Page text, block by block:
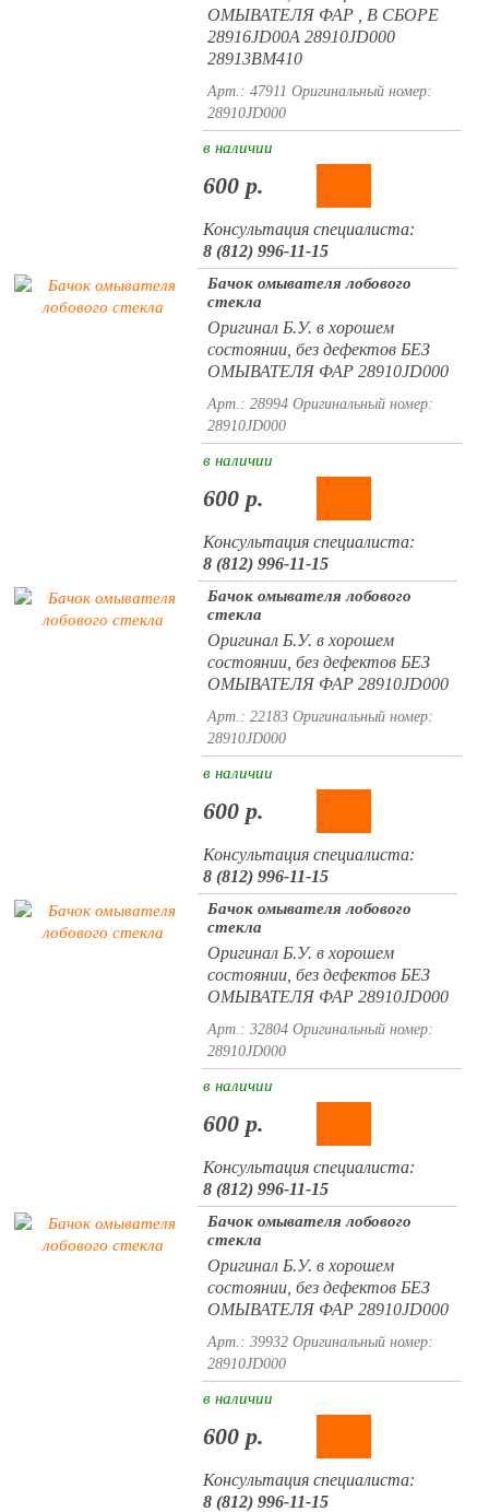
ОМЫВАТЕЛЯ ФАР , В СБОРЕ
28916JD00A 28910JD000
28913BM410
Арт.: 47911 Оригинальный номер:
28910JD000
в наличии
600 р.
Консультация специалиста:
8 (812) 996-11-15
Бачок омывателя лобового
стекла
Оригинал Б.У. в хорошем
состоянии, без дефектов БЕЗ
ОМЫВАТЕЛЯ ФАР 28910JD000
Арт.: 28994 Оригинальный номер:
28910JD000
в наличии
600 р.
Консультация специалиста:
8 (812) 996-11-15
Бачок омывателя лобового
стекла
Оригинал Б.У. в хорошем
состоянии, без дефектов БЕЗ
ОМЫВАТЕЛЯ ФАР 28910JD000
Арт.: 22183 Оригинальный номер:
28910JD000
в наличии
600 р.
Консультация специалиста:
8 (812) 996-11-15
Бачок омывателя лобового
стекла
Оригинал Б.У. в хорошем
состоянии, без дефектов БЕЗ
ОМЫВАТЕЛЯ ФАР 28910JD000
Арт.: 32804 Оригинальный номер:
28910JD000
в наличии
600 р.
Консультация специалиста:
8 (812) 996-11-15
Бачок омывателя лобового
стекла
Оригинал Б.У. в хорошем
состоянии, без дефектов БЕЗ
ОМЫВАТЕЛЯ ФАР 28910JD000
Арт.: 39932 Оригинальный номер:
28910JD000
в наличии
600 р.
Консультация специалиста:
8 (812) 996-11-15